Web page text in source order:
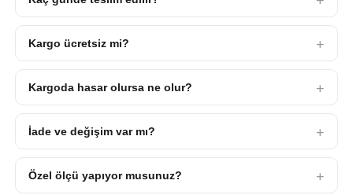
Kargo ücretsiz mi?
Kargoda hasar olursa ne olur?
İade ve değişim var mı?
Özel ölçü yapıyor musunuz?